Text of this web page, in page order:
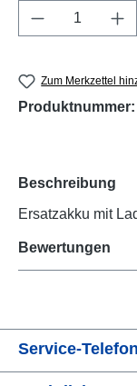
Produkt
Zum Merkzettel
Produktnummer:
Beschreibung
Ersatzakku mit
Bewertungen
Service-Telefon